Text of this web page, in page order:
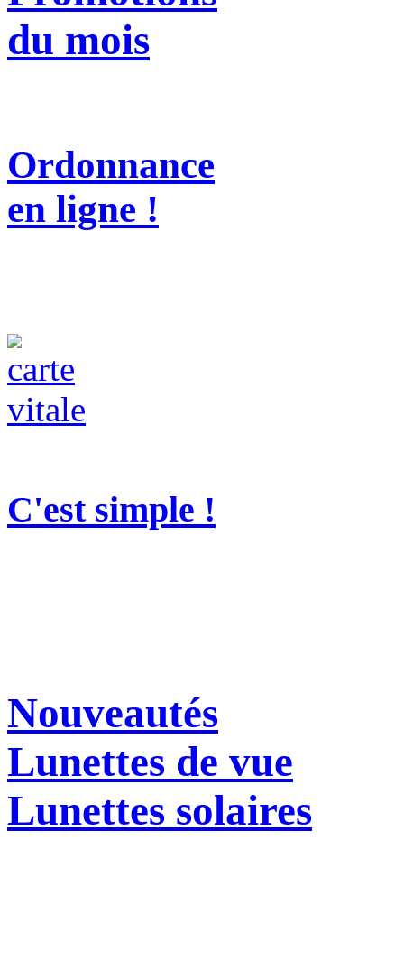
du mois
Ordonnance
en ligne !
C'est simple !
Nouveautés
Lunettes de vue
Lunettes solaires